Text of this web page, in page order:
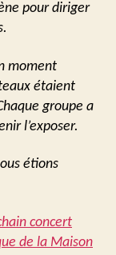
pour diriger
moment
étaient
groupe a
l’exposer.
étions
concert
de la Maison